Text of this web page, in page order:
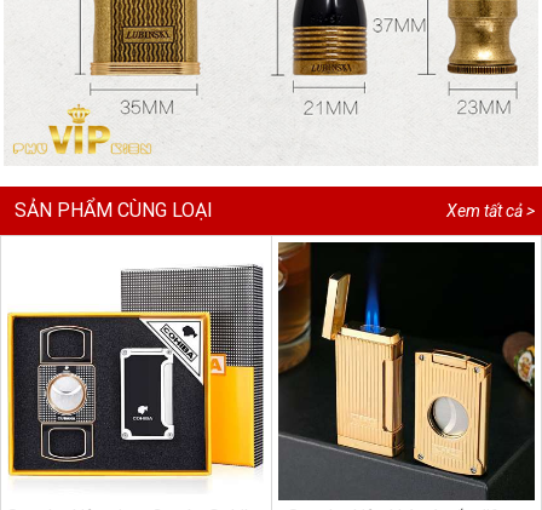
Xem tất cả >
SẢN PHẨM CÙNG LOẠI